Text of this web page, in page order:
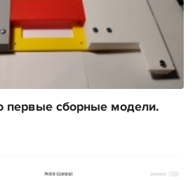
первые сборные модели.